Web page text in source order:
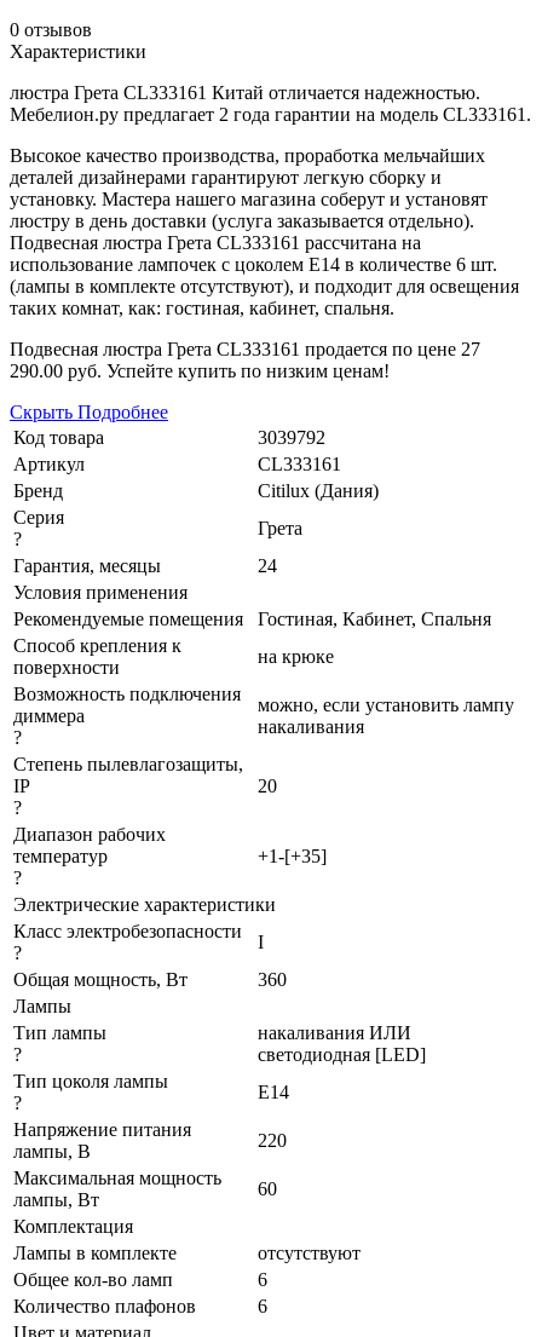
0 отзывов
Характеристики
люстра Грета CL333161 Китай отличается надежностью.
Мебелион.ру предлагает 2 года гарантии на модель CL333161.
Высокое качество производства, проработка мельчайших
деталей дизайнерами гарантируют легкую сборку и
установку. Мастера нашего магазина соберут и установят
люстру в день доставки (услуга заказывается отдельно).
Подвесная люстра Грета CL333161 рассчитана на
использование лампочек с цоколем E14 в количестве 6 шт.
(лампы в комплекте отсутствуют), и подходит для освещения
таких комнат, как: гостиная, кабинет, спальня.
Подвесная люстра Грета CL333161 продается по цене 27
290.00 руб. Успейте купить по низким ценам!
Скрыть Подробнее
Код товара
3039792
Артикул
CL333161
Бренд
Citilux (Дания)
Серия
?
Грета
Гарантия, месяцы
24
Условия применения
Рекомендуемые помещения
Гостиная, Кабинет, Спальня
Способ крепления к
поверхности
на крюке
Возможность подключения
диммера
?
можно, если установить лампу
накаливания
Степень пылевлагозащиты,
IP
?
20
Диапазон рабочих
температур
?
+1-[+35]
Электрические характеристики
Класс электробезопасности
?
I
Общая мощность, Вт
360
Лампы
Тип лампы
?
накаливания ИЛИ
светодиодная [LED]
Тип цоколя лампы
?
E14
Напряжение питания
лампы, В
220
Максимальная мощность
лампы, Вт
60
Комплектация
Лампы в комплекте
отсутствуют
Общее кол-во ламп
6
Количество плафонов
6
Цвет и материал